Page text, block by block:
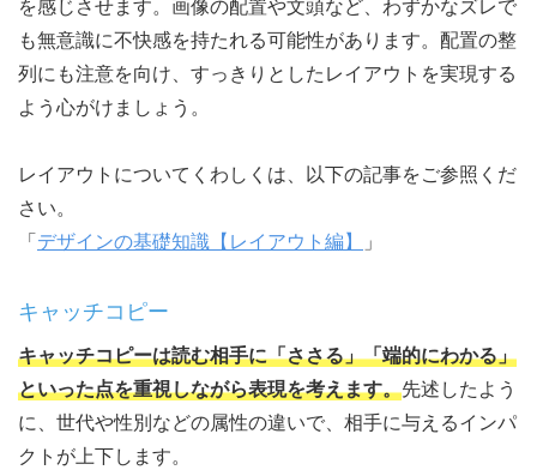
を感じさせます。画像の配置や文頭など、わずかなズレで
も無意識に不快感を持たれる可能性があります。配置の整
列にも注意を向け、すっきりとしたレイアウトを実現する
よう心がけましょう。
レイアウトについてくわしくは、以下の記事をご参照くだ
さい。
「 デザインの基礎知識【レイアウト編】 」
キャッチコピー
キャッチコピーは読む相手に「ささる」「端的にわかる」
といった点を重視しながら表現を考えます。先述したよう
に、世代や性別などの属性の違いで、相手に与えるインパ
クトが上下します。